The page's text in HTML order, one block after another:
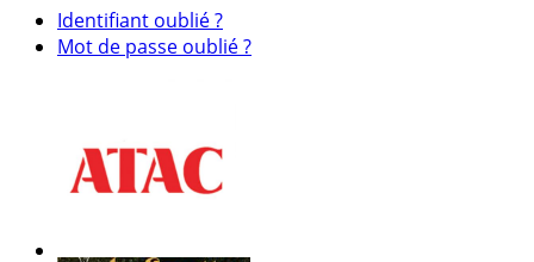
Identifiant oublié ?
Mot de passe oublié ?